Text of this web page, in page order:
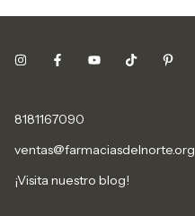
8181167090
ventas@farmaciasdelnorte.org
¡Visita nuestro blog!